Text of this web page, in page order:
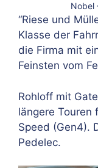
Nobel
“Riese und
Klasse der
die Firma mit
Feinsten vom
Rohloff mit
längere Touren
Speed (Gen4).
Pedelec.